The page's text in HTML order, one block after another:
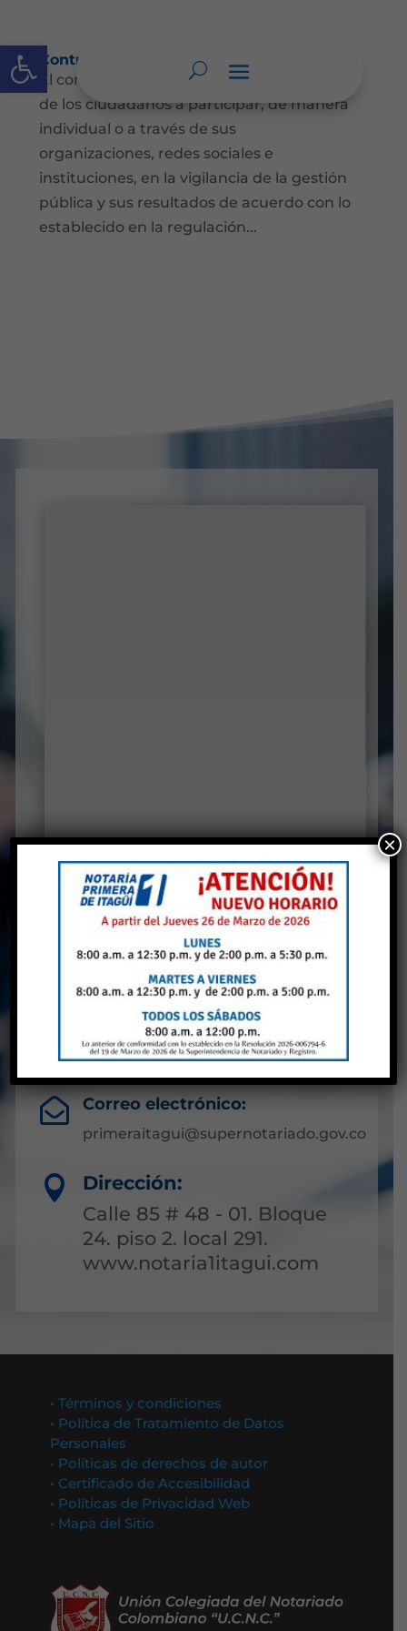
Abrir barra de herramientas
Control social
El control social es el derecho y el deber
de los ciudadanos a participar, de manera
individual o a través de sus
organizaciones, redes sociales e
instituciones, en la vigilancia de la gestión
pública y sus resultados de acuerdo con lo
establecido en la regulación...
Notaría Primera de
Itaguí
Antioquia
Líneas de atención:
(604) 3224263
 Correo electrónico:
primeraitagui@supernotariado.gov.co

Dirección:
Calle 85 # 48 - 01. Bloque
24. piso 2. local 291.
www.notaria1itagui.com
• Términos y condiciones
• Política de Tratamiento de Datos
Personales
• Políticas de derechos de autor
• Certificado de Accesibilidad
• Políticas de Privacidad Web
• Mapa del Sitio
×